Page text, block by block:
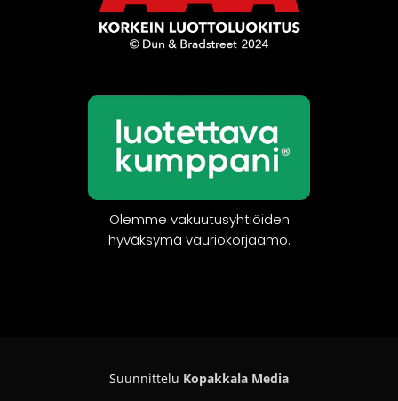
Olemme vakuutusyhtiöiden
hyväksymä vauriokorjaamo.
Suunnittelu Kopakkala Media